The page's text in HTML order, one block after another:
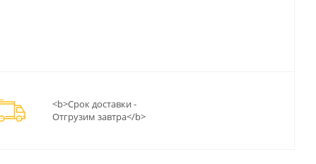
<b>Срок доставки -
Отгрузим завтра</b>